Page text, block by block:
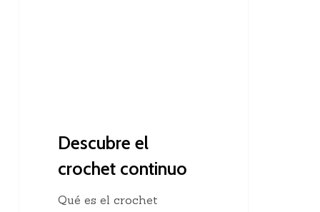
Descubre el
crochet continuo
Qué es el crochet